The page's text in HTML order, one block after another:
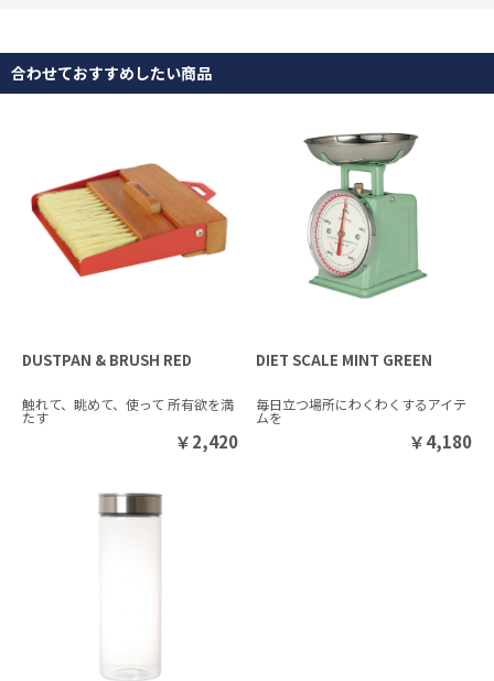
合わせておすすめしたい商品
DUSTPAN & BRUSH RED
触れて、眺めて、使って 所有欲を満
たす
￥2,420
DIET SCALE MINT GREEN
毎日立つ場所にわくわくするアイテ
ムを
￥4,180